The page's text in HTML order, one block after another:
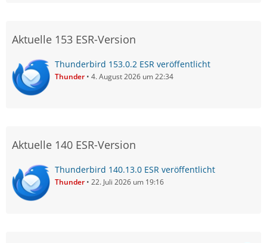
Aktuelle 153 ESR-Version
Thunderbird 153.0.2 ESR veröffentlicht
Thunder 4. August 2026 um 22:34
Aktuelle 140 ESR-Version
Thunderbird 140.13.0 ESR veröffentlicht
Thunder 22. Juli 2026 um 19:16